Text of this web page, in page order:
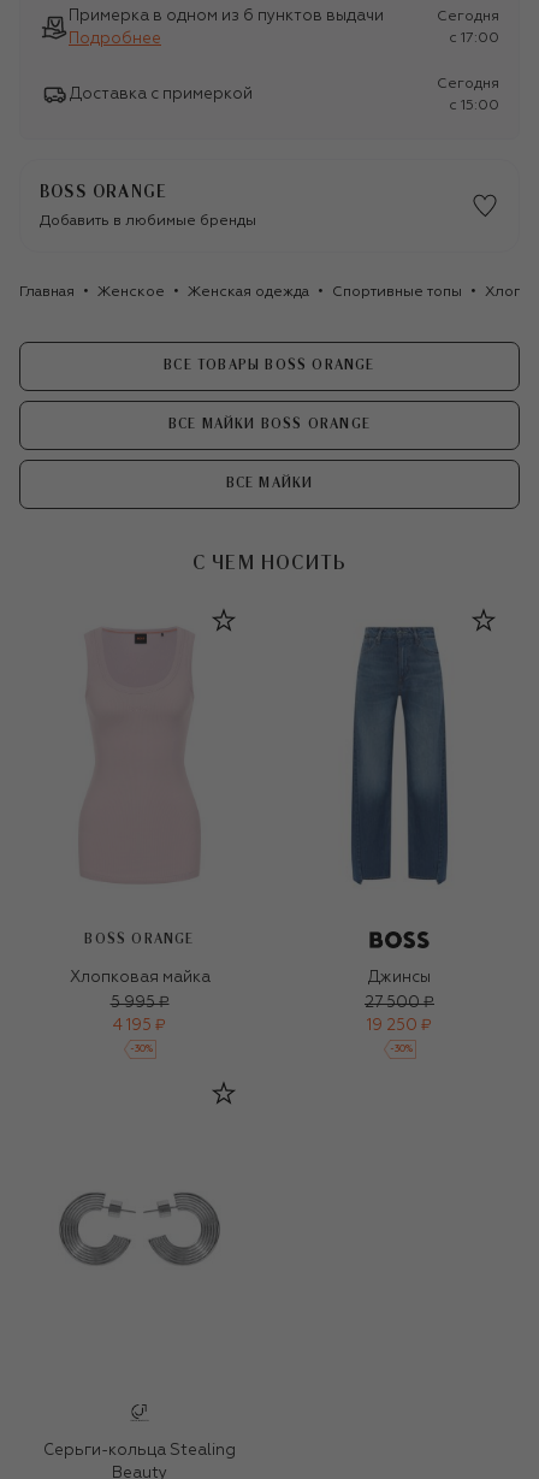
Примерка в одном из 6 пунктов выдачи
Подробнее
Сегодня
c 17:00
Доставка с примеркой
Сегодня
c 15:00
BOSS ORANGE
Добавить в любимые бренды
Главная Женское Женская одежда Спортивные топы
ВСЕ ТОВАРЫ BOSS ORANGE
ВСЕ МАЙКИ BOSS ORANGE
ВСЕ МАЙКИ
С ЧЕМ НОСИТЬ
BOSS ORANGE
Хлопковая майка
5 995 ₽
4 195 ₽
-30%
Джинсы
27 500 ₽
19 250 ₽
-30%
Серьги-кольца Stealing
Beauty